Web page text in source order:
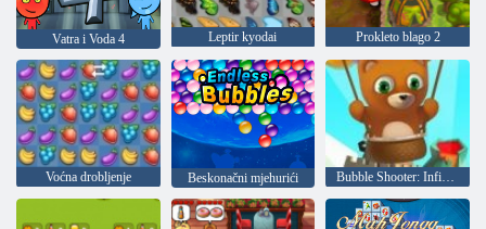
Vatra i Voda 4 Leptir kyodai Prokleto blago 2
Voćna drobljenje Beskonačni mjehurići Bubble Shooter: Infinity